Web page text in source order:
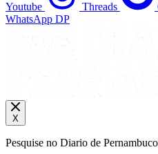
Youtube Threads
WhatsApp DP
X
Pesquise no Diario de Pernambuco